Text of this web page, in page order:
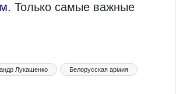
. Только самые важные
Лукашенко Белорусская армия